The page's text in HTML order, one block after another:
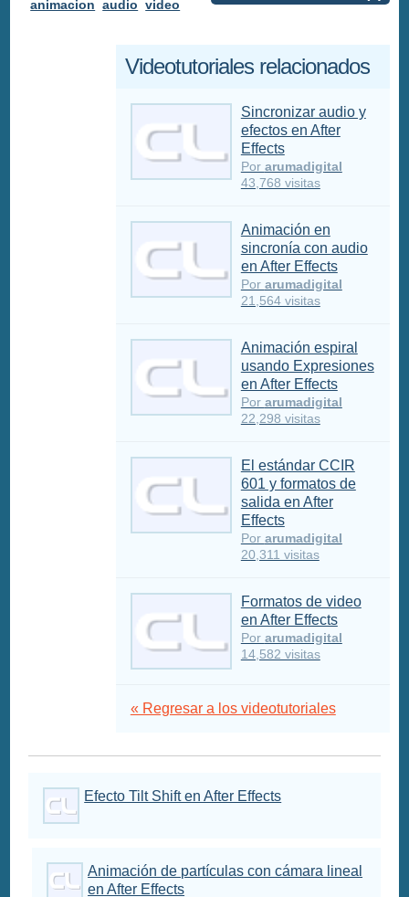
animacion audio video
Videotutoriales relacionados
Sincronizar audio y
efectos en After
Effects
Por arumadigital
43,768 visitas
Animación en
sincronía con audio
en After Effects
Por arumadigital
21,564 visitas
Animación espiral
usando Expresiones
en After Effects
Por arumadigital
22,298 visitas
El estándar CCIR
601 y formatos de
salida en After
Effects
Por arumadigital
20,311 visitas
Formatos de video
en After Effects
Por arumadigital
14,582 visitas
« Regresar a los videotutoriales
Efecto Tilt Shift en After Effects
Animación de partículas con cámara lineal
en After Effects